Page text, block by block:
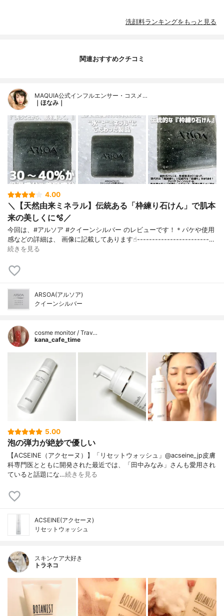
洗顔料ランキングをもっと見る
関連おすすめクチコミ
MAQUIA公式インフルエンサー・コスメ…
｜ほなみ｜
4.00
＼【天然由来ミネラル】伝統ある「枠練り石けん」で肌本
来の美しくに🫧／
今回は、#アルソア #クイーンシルバー のレビューです！＊パケや使用
感などの詳細は、 画像に記載してあります☝︎------------------------…
続きを見る
ARSOA(アルソア)
クイーンシルバー
cosme monitor / Trav…
kana_cafe_time
5.00
泡の弾力が絶妙で優しい
【ACSEINE（アクセーヌ）】「リセットウォッシュ」@acseine_jp皮膚
科専門医とともに開発された最近では、「田中みなみ」さんも愛用され
ていると話題にな…続きを見る
ACSEINE(アクセーヌ)
リセットウォッシュ
スキンケア大好き
トラネコ